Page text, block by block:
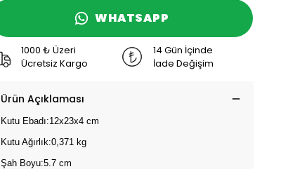
WHATSAPP
1000 ₺ Üzeri
Ücretsiz Kargo
14 Gün İçinde
İade Değişim
Ürün Açıklaması
Kutu Ebadı:12x23x4 cm
Kutu Ağırlık:0,371 kg
Şah Boyu:5.7 cm